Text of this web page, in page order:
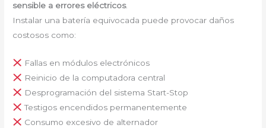
sensible a errores eléctricos.
Instalar una batería equivocada puede provocar daños
costosos como:
Fallas en módulos electrónicos
Reinicio de la computadora central
Desprogramación del sistema Start-Stop
Testigos encendidos permanentemente
Consumo excesivo de alternador